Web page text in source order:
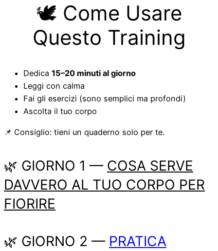
🕊️ Come Usare
Questo Training
Dedica 15–20 minuti al giorno
Leggi con calma
Fai gli esercizi (sono semplici ma profondi)
Ascolta il tuo corpo
📌 Consiglio: tieni un quaderno solo per te.
🌿 GIORNO 1 — COSA SERVE
DAVVERO AL TUO CORPO PER
FIORIRE
🌿 GIORNO 2 — PRATICA